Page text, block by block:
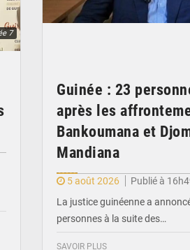
7
Guinée : 23
après les
Bankoumana et
Mandiana
5 août 2026
Publié à
La justice guinéenne a
personnes à la suite des…
SAVOIR PLUS